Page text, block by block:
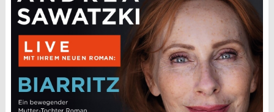
Hinweisgeberschutz
Kirchen
St. Margaretha Westerkappeln